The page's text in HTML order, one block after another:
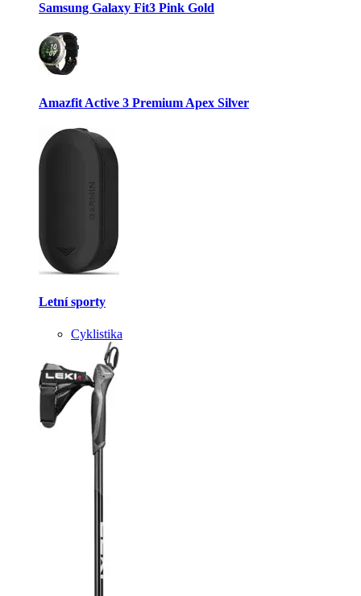
Samsung Galaxy Fit3 Pink Gold
Amazfit Active 3 Premium Apex Silver
Letní sporty
Cyklistika